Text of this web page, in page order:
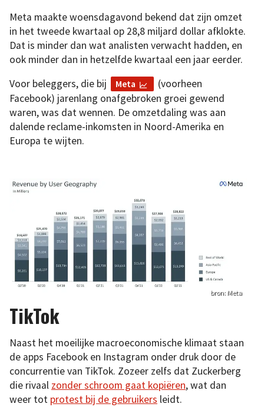
Meta maakte woensdagavond bekend dat zijn omzet
in het tweede kwartaal op 28,8 miljard dollar afklokte.
Dat is minder dan wat analisten verwacht hadden, en
ook minder dan in hetzelfde kwartaal een jaar eerder.
Voor beleggers, die bij
Meta
(voorheen
Facebook) jarenlang onafgebroken groei gewend
waren, was dat wennen. De omzetdaling was aan
dalende reclame-inkomsten in Noord-Amerika en
Europa te wijten.
bron: Meta
TikTok
Naast het moeilijke macroeconomische klimaat staan
de apps Facebook en Instagram onder druk door de
concurrentie van TikTok. Zozeer zelfs dat Zuckerberg
die rivaal zonder schroom gaat kopiëren, wat dan
weer tot protest bij de gebruikers leidt.